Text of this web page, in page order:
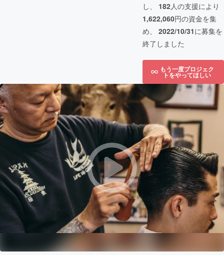
し、 182人の支援により
1,622,060円の資金を集
め、 2022/10/31に募集を
終了しました
もう一度プロジェク
トをやってほしい